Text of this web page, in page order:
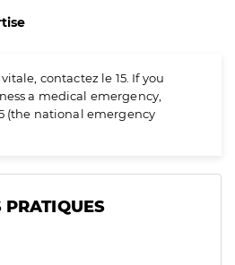
contactez le 15. If you
a medical emergency,
(the national emergency